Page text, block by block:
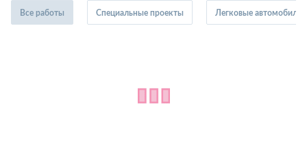
Все работы Специальные проекты Легковые автомобили